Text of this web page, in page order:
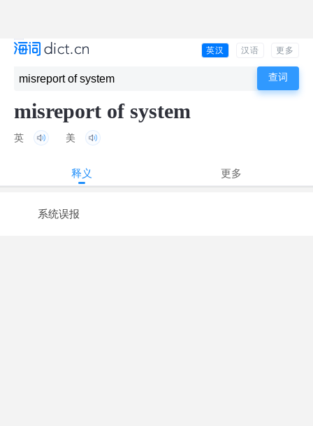
英汉 汉语 更多
misreport of system
英 美
释义 更多
系统误报